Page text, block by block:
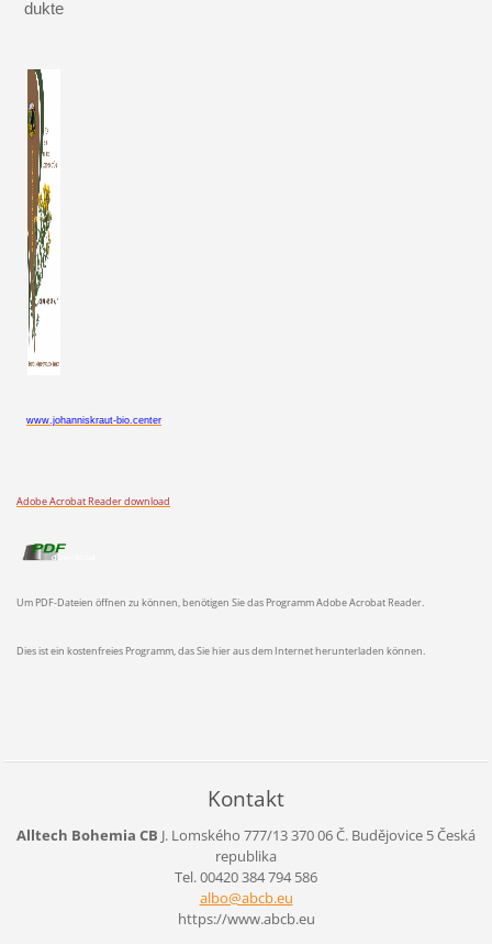
dukte
www.johanniskraut-bio.center
Adobe Acrobat Reader download
Um PDF-Dateien öffnen zu können, benötigen Sie das Programm Adobe Acrobat Reader.
Dies ist ein kostenfreies Programm, das Sie hier aus dem Internet herunterladen können.
Kontakt
Alltech Bohemia CB J. Lomského 777/13370 06 Č. Budějovice 5Česká
republika
Tel. 00420 384 794 586
albo@abcb.eu
https://www.abcb.eu